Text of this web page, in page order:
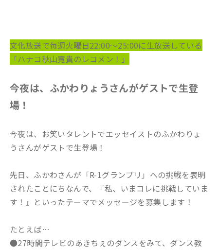
文化放送で毎週火曜日22:00～25:00に生放送している
「ハナコ秋山寛貴のレコメン！」
今夜は、ふかわりょうさんがゲストで生登
場！
今夜は、お笑いタレントでエッセイストのふかわりょ
うさんがゲストで生登場！
先日、ふかわさんが「R-1グランプリ」への挑戦を表明
されたことにちなんで、『私、いまコレに挑戦していま
す！』といったテーマでメッセージを募集します！
たとえば…
●27時間テレビのあきちぇのダンスをみて、ダンス教